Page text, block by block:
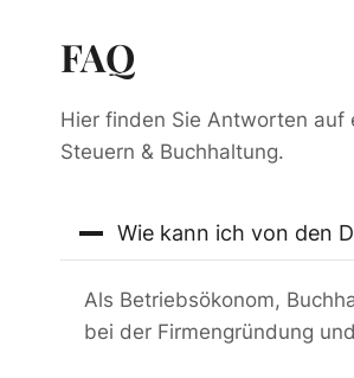
FAQ
Hier finden Sie Antworten auf
Steuern & Buchhaltung.
Wie kann ich von den
Als Betriebsökonom,
bei der Firmengründung